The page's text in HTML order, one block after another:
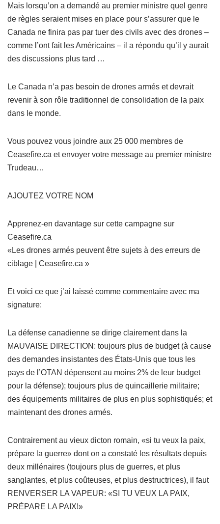
Mais lorsqu’on a demandé au premier ministre quel genre
de règles seraient mises en place pour s’assurer que le
Canada ne finira pas par tuer des civils avec des drones –
comme l’ont fait les Américains – il a répondu qu’il y aurait
des discussions plus tard …
Le Canada n’a pas besoin de drones armés et devrait
revenir à son rôle traditionnel de consolidation de la paix
dans le monde.
Vous pouvez vous joindre aux 25 000 membres de
Ceasefire.ca et envoyer votre message au premier ministre
Trudeau…
AJOUTEZ VOTRE NOM
Apprenez-en davantage sur cette campagne sur
Ceasefire.ca
«Les drones armés peuvent être sujets à des erreurs de
ciblage | Ceasefire.ca »
Et voici ce que j’ai laissé comme commentaire avec ma
signature:
La défense canadienne se dirige clairement dans la
MAUVAISE DIRECTION: toujours plus de budget (à cause
des demandes insistantes des États-Unis que tous les
pays de l’OTAN dépensent au moins 2% de leur budget
pour la défense); toujours plus de quincaillerie militaire;
des équipements militaires de plus en plus sophistiqués; et
maintenant des drones armés.
Contrairement au vieux dicton romain, «si tu veux la paix,
prépare la guerre» dont on a constaté les résultats depuis
deux millénaires (toujours plus de guerres, et plus
sanglantes, et plus coûteuses, et plus destructrices), il faut
RENVERSER LA VAPEUR: «SI TU VEUX LA PAIX,
PRÉPARE LA PAIX!»